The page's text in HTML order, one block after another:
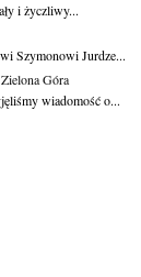
i życzliwy...
Szymonowi Jurdze...
Zielona Góra
wiadomość o...